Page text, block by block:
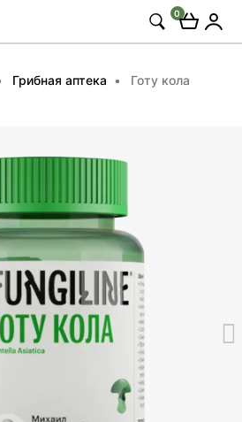
0
Грибная аптека Готу кола